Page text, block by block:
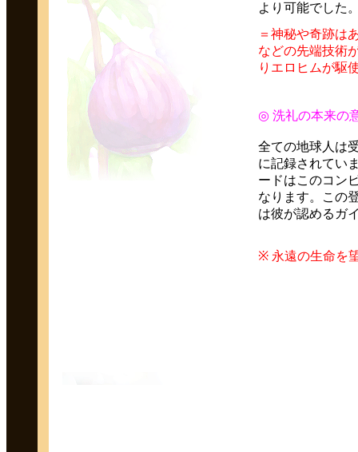
より可能でした
＝神秘や奇跡は
などの先端技術
りエロヒムが駆
◎ 洗礼の本来の
全ての地球人は
に記録されてい
ードはこのコン
なります。この登録手続きである “トラ
は彼が認めるガ
※ 永遠の生命を